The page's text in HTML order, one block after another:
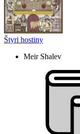
Štyri hostiny
Meir Shalev